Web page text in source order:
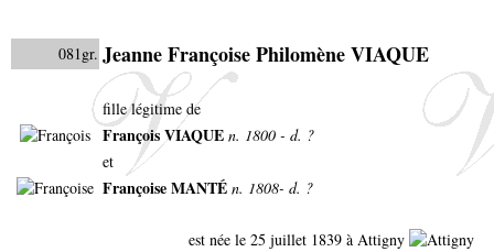
081gr. Jeanne Françoise Philomène VIAQUE
fille légitime de
François VIAQUE n. 1800 - d. ?
et
Françoise MANTÉ n. 1808- d. ?
est née le 25 juillet 1839 à Attigny